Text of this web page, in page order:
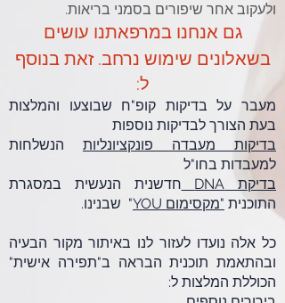
ולעקוב אחר שיפורים בסמני בריאות.
גם אנחנו במרפאתנו עושים
בשאלונים שימוש נרחב. זאת בנוסף
ל:
מעבר על בדיקות קופ"ח שבוצעו והמלצות
בעת הצורך לבדיקות נוספות
בדיקות מעבדה פונקציונליות הנשלחות
למעבדות בחו"ל
בדיקת DNA
חדשנית הנעשית במסגרת
התוכנית "מקסימום YOU " שבנינו.
כל אלה נועדו לעזור לנו באיתור מקור הבעיה
ובהתאמת תוכנית הבראה ב"תפירה אישית"
הכוללת המלצות ל: